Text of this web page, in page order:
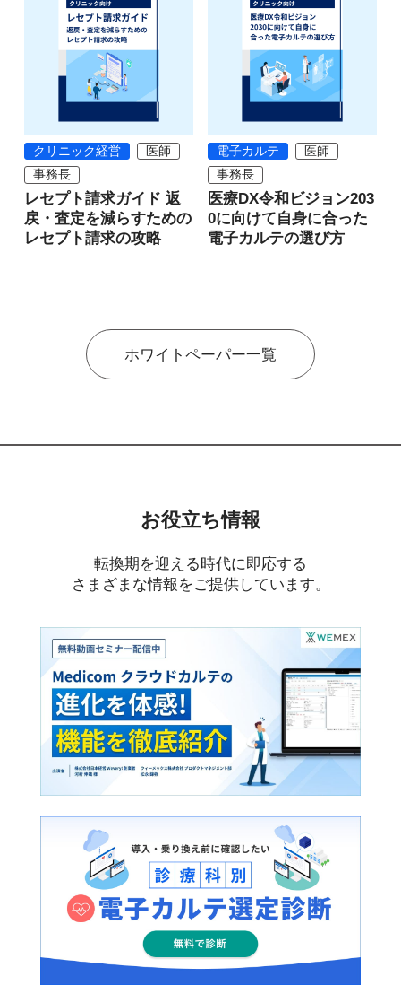
クリニック経営
医師
事務長
レセプト請求ガイド 返
戻・査定を減らすための
レセプト請求の攻略
電子カルテ
医師
事務長
医療DX令和ビジョン203
0に向けて自身に合った
電子カルテの選び方
ホワイトペーパー一覧
お役立ち情報
転換期を迎える時代に即応する
さまざまな情報をご提供しています。